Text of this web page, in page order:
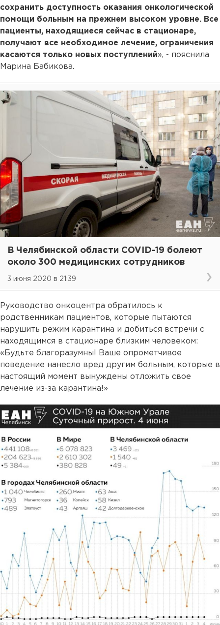
сохранить доступность оказания онкологической
помощи больным на прежнем высоком уровне. Все
пациенты, находящиеся сейчас в стационаре,
получают все необходимое лечение, ограничения
касаются только новых поступлений», - пояснила
Марина Бабикова.
В Челябинской области COVID-19 болеют
около 300 медицинских сотрудников
3 июня 2020 в 21:39
Руководство онкоцентра обратилось к
родственникам пациентов, которые пытаются
нарушить режим карантина и добиться встречи с
находящимся в стационаре близким человеком:
«Будьте благоразумны! Ваше опрометчивое
поведение нанесло вред другим больным, которые в
настоящий момент вынуждены отложить свое
лечение из-за карантина!»